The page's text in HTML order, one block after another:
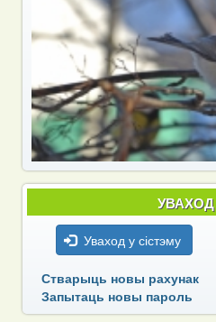
Уваход у сістэму
Стварыць новы рахунак
Запытаць новы пароль